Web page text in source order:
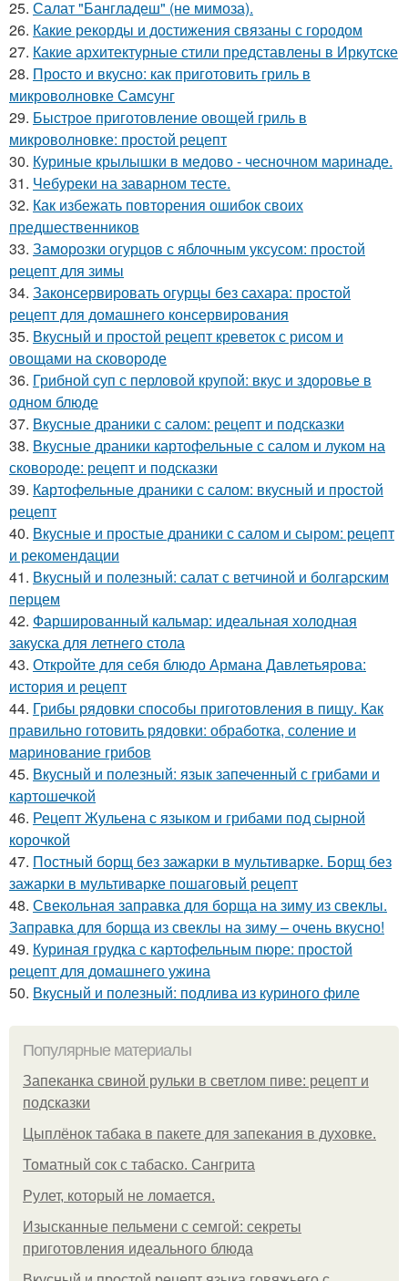
25. Салат "Бангладеш" (не мимоза).
26. Какие рекорды и достижения связаны с городом
27. Какие архитектурные стили представлены в Иркутске
28. Просто и вкусно: как приготовить гриль в
микроволновке Самсунг
29. Быстрое приготовление овощей гриль в
микроволновке: простой рецепт
30. Куриные крылышки в медово - чесночном маринаде.
31. Чебуреки на заварном тесте.
32. Как избежать повторения ошибок своих
предшественников
33. Заморозки огурцов с яблочным уксусом: простой
рецепт для зимы
34. Законсервировать огурцы без сахара: простой
рецепт для домашнего консервирования
35. Вкусный и простой рецепт креветок с рисом и
овощами на сковороде
36. Грибной суп с перловой крупой: вкус и здоровье в
одном блюде
37. Вкусные драники с салом: рецепт и подсказки
38. Вкусные драники картофельные с салом и луком на
сковороде: рецепт и подсказки
39. Картофельные драники с салом: вкусный и простой
рецепт
40. Вкусные и простые драники с салом и сыром: рецепт
и рекомендации
41. Вкусный и полезный: салат с ветчиной и болгарским
перцем
42. Фаршированный кальмар: идеальная холодная
закуска для летнего стола
43. Откройте для себя блюдо Армана Давлетьярова:
история и рецепт
44. Грибы рядовки способы приготовления в пищу. Как
правильно готовить рядовки: обработка, соление и
маринование грибов
45. Вкусный и полезный: язык запеченный с грибами и
картошечкой
46. Рецепт Жульена с языком и грибами под сырной
корочкой
47. Постный борщ без зажарки в мультиварке. Борщ без
зажарки в мультиварке пошаговый рецепт
48. Свекольная заправка для борща на зиму из свеклы.
Заправка для борща из свеклы на зиму – очень вкусно!
49. Куриная грудка с картофельным пюре: простой
рецепт для домашнего ужина
50. Вкусный и полезный: подлива из куриного филе
Популярные материалы
Запеканка свиной рульки в светлом пиве: рецепт и
подсказки
Цыплёнок табака в пакете для запекания в духовке.
Томатный сок с табаско. Сангрита
Рулет, который не ломается.
Изысканные пельмени с семгой: секреты
приготовления идеального блюда